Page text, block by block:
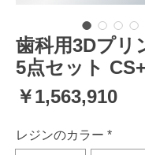
歯科用3Dプリ
5点セット CS+
￥1,563,910価
レジンのカラー *